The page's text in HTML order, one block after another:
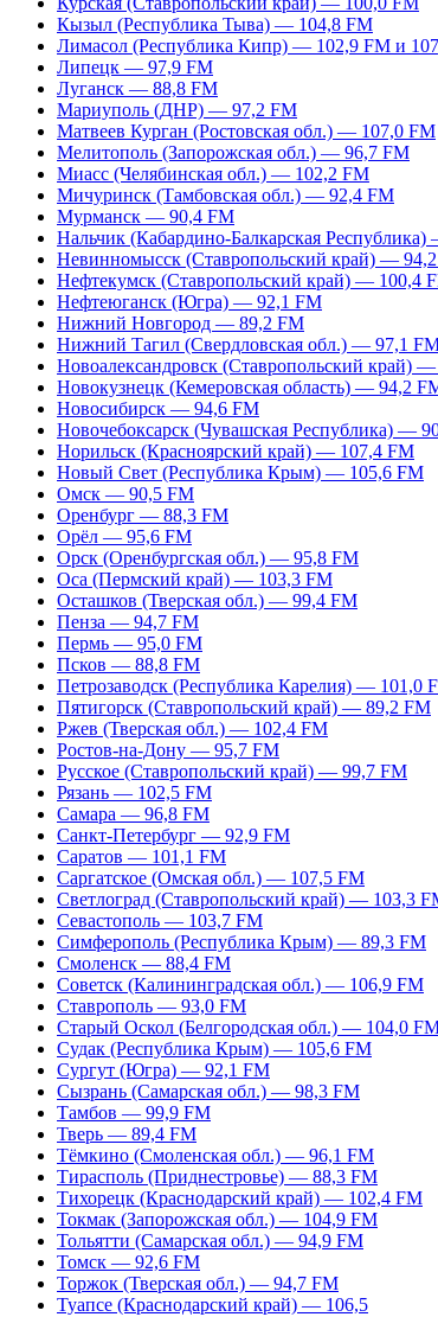
Кызыл (Республика Тыва) — 104,8 FM
Лимасол (Республика Кипр) — 102,9 FM и
Липецк — 97,9 FM
Луганск — 88,8 FM
Мариуполь (ДНР) — 97,2 FM
Матвеев Курган (Ростовская обл.) — 107,0 FM
Мелитополь (Запорожская обл.) — 96,7 FM
Миасс (Челябинская обл.) — 102,2 FM
Мичуринск (Тамбовская обл.) — 92,4 FM
Мурманск — 90,4 FM
Нальчик (Кабардино-Балкарская
Невинномысск (Ставропольский край) —
Нефтекумск (Ставропольский край) — 100,4
Нефтеюганск (Югра) — 92,1 FM
Нижний Новгород — 89,2 FM
Нижний Тагил (Свердловская обл.) — 97,1
Новоалександровск (Ставропольский край)
Новокузнецк (Кемеровская область) — 94,2
Новосибирск — 94,6 FM
Новочебоксарск (Чувашская Республика) —
Норильск (Красноярский край) — 107,4 FM
Новый Свет (Республика Крым) — 105,6 FM
Омск — 90,5 FM
Оренбург — 88,3 FM
Орёл — 95,6 FM
Орск (Оренбургская обл.) — 95,8 FM
Оса (Пермский край) — 103,3 FM
Осташков (Тверская обл.) — 99,4 FM
Пенза — 94,7 FM
Пермь — 95,0 FM
Псков — 88,8 FM
Петрозаводск (Республика Карелия) — 101,0
Пятигорск (Ставропольский край) — 89,2 FM
Ржев (Тверская обл.) — 102,4 FM
Ростов-на-Дону — 95,7 FM
Русское (Ставропольский край) — 99,7 FM
Рязань — 102,5 FM
Самара — 96,8 FM
Санкт-Петербург — 92,9 FM
Саратов — 101,1 FM
Саргатское (Омская обл.) — 107,5 FM
Светлоград (Ставропольский край) — 103,3
Севастополь — 103,7 FM
Симферополь (Республика Крым) — 89,3 FM
Смоленск — 88,4 FM
Советск (Калининградская обл.) — 106,9 FM
Ставрополь — 93,0 FM
Старый Оскол (Белгородская обл.) — 104,0
Судак (Республика Крым) — 105,6 FM
Сургут (Югра) — 92,1 FM
Сызрань (Самарская обл.) — 98,3 FM
Тамбов — 99,9 FM
Тверь — 89,4 FM
Тёмкино (Смоленская обл.) — 96,1 FM
Тирасполь (Приднестровье) — 88,3 FM
Тихорецк (Краснодарский край) — 102,4 FM
Токмак (Запорожская обл.) — 104,9 FM
Тольятти (Самарская обл.) — 94,9 FM
Томск — 92,6 FM
Торжок (Тверская обл.) — 94,7 FM
Туапсе (Краснодарский край) — 106,5